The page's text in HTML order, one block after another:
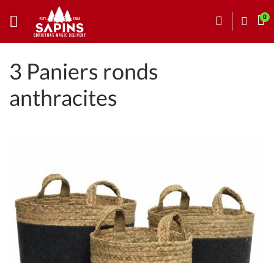
3 Paniers ronds
anthracites